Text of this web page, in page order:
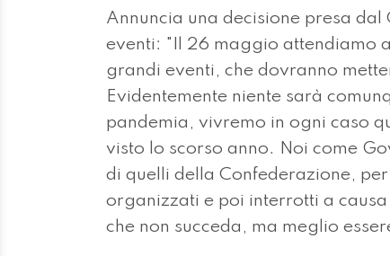
Annuncia una decisione presa
eventi: "Il 26 maggio attendiamo
grandi eventi, che dovranno
Evidentemente niente sarà
pandemia, vivremo in ogni caso
visto lo scorso anno. Noi come
di quelli della Confederazione,
organizzati e poi interrotti a
che non succeda, ma meglio